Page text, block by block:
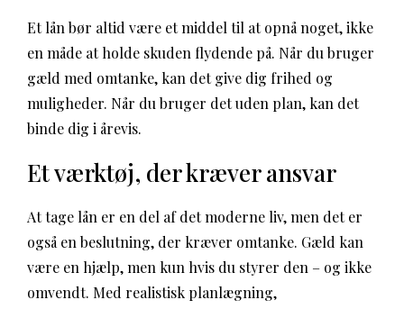
Et lån bør altid være et middel til at opnå noget, ikke
en måde at holde skuden flydende på. Når du bruger
gæld med omtanke, kan det give dig frihed og
muligheder. Når du bruger det uden plan, kan det
binde dig i årevis.
Et værktøj, der kræver ansvar
At tage lån er en del af det moderne liv, men det er
også en beslutning, der kræver omtanke. Gæld kan
være en hjælp, men kun hvis du styrer den – og ikke
omvendt. Med realistisk planlægning,